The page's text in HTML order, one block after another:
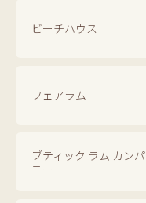
ビーチハウス
フェアラム
ブティック ラム カンパ
ニー